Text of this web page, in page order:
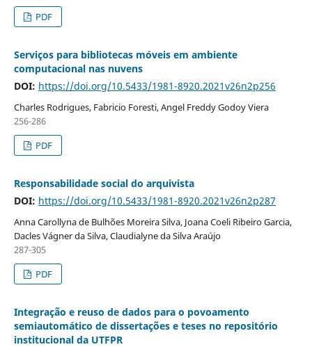
PDF
Serviços para bibliotecas móveis em ambiente
computacional nas nuvens
DOI: https://doi.org/10.5433/1981-8920.2021v26n2p256
Charles Rodrigues, Fabricio Foresti, Angel Freddy Godoy Viera
256-286
PDF
Responsabilidade social do arquivista
DOI: https://doi.org/10.5433/1981-8920.2021v26n2p287
Anna Carollyna de Bulhões Moreira Silva, Joana Coeli Ribeiro Garcia,
Dacles Vágner da Silva, Claudialyne da Silva Araújo
287-305
PDF
Integração e reuso de dados para o povoamento
semiautomático de dissertações e teses no repositório
institucional da UTFPR